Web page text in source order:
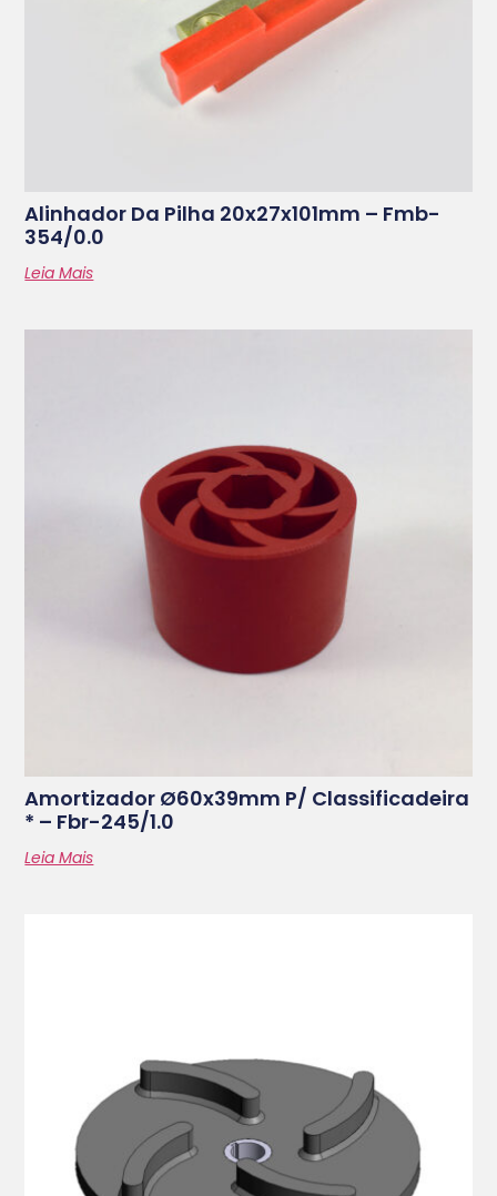
Alinhador Da Pilha 20x27x101mm – Fmb-
354/0.0
Leia Mais
Amortizador Ø60x39mm P/ Classificadeira
* – Fbr-245/1.0
Leia Mais